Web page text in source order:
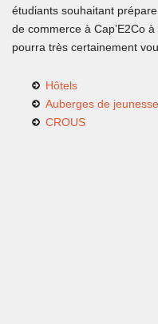
étudiants souhaitant
de commerce à Cap’E2Co
pourra très certainement
Hôtels
Auberges de jeunesse
CROUS